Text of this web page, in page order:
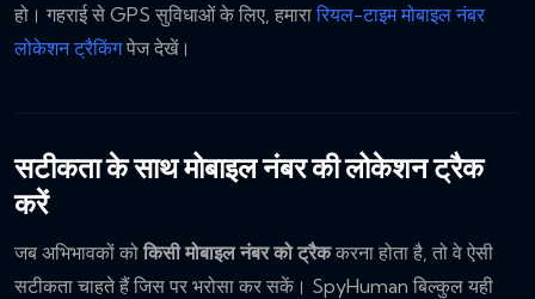
हो। गहराई से GPS सुविधाओं के लिए, हमारारियल-टाइम मोबाइल नंबर
लोकेशन ट्रैकिंगपेज देखें।
सटीकता के साथ मोबाइल नंबर की लोकेशन ट्रैक
करें
जब अभिभावकों कोकिसी मोबाइल नंबर को ट्रैककरना होता है, तो वे ऐसी
सटीकता चाहते हैं जिस पर भरोसा कर सकें। SpyHuman बिल्कुल यही